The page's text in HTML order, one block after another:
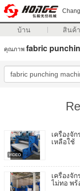
บ้าน สินค้า
คุณภาพ fabric
เครื่องจั
เหลือใช้
เครื่องจั
ไม่ทอ พร้